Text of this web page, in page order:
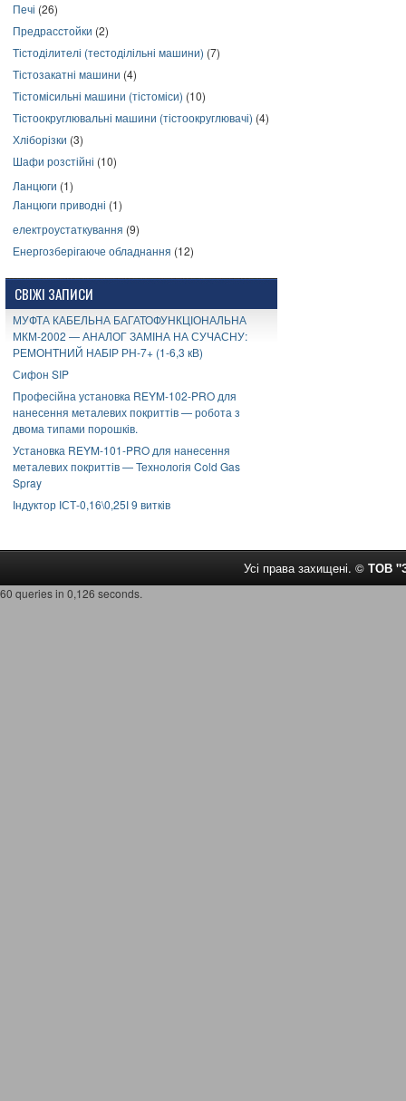
Печі (26)
Предрасстойки (2)
Тістоділителі (тестоділільні машини) (7)
Тістозакатні машини (4)
Тістомісильні машини (тістоміси) (10)
Тістоокруглювальні машини (тістоокруглювачі) (4)
Хліборізки (3)
Шафи розстійні (10)
Ланцюги (1)
Ланцюги приводні (1)
електроустаткування (9)
Енергозберігаюче обладнання (12)
СВІЖІ ЗАПИСИ
МУФТА КАБЕЛЬНА БАГАТОФУНКЦІОНАЛЬНА
МКМ-2002 — АНАЛОГ ЗАМІНА НА СУЧАСНУ:
РЕМОНТНИЙ НАБІР РН-7+ (1-6,3 кВ)
Сифон SIP
Професійна установка REYM-102-PRO для
нанесення металевих покриттів — робота з
двома типами порошків.
Установка REYM-101-PRO для нанесення
металевих покриттів — Технологія Cold Gas
Spray
Індуктор ІСТ-0,16\0,25І 9 витків
Усі права захищені. © ТОВ
60 queries in 0,126 seconds.